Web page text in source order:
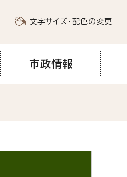
文字サイズ・配色の変更
市政情報